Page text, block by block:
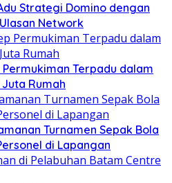
Strategi Domino dengan
Network
Terpadu dalam
Rumah
Turnamen Sepak Bola
di Lapangan